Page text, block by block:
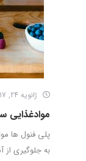
ژانویه 24, 2017
موادغذایی
پلی فنول ها
به جلوگیری